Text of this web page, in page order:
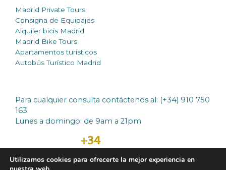
Madrid Private Tours
Consigna de Equipajes
Alquiler bicis Madrid
Madrid Bike Tours
Apartamentos turísticos
Autobús Turístico Madrid
Para cualquier consulta contáctenos al: (+34) 910 750
163
Lunes a domingo: de 9am a 21pm
Utilizamos cookies para ofrecerte la mejor experiencia en